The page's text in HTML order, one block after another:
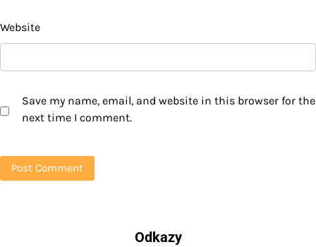
Website
Save my name, email, and website in this browser for the
next time I comment.
Odkazy